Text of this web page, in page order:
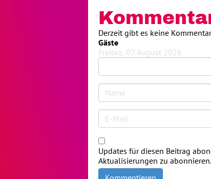
Derzeit gibt es keine
Gäste
Freitag, 07. August 2026
Updates für diesen Beitrag
Aktualisierungen zu